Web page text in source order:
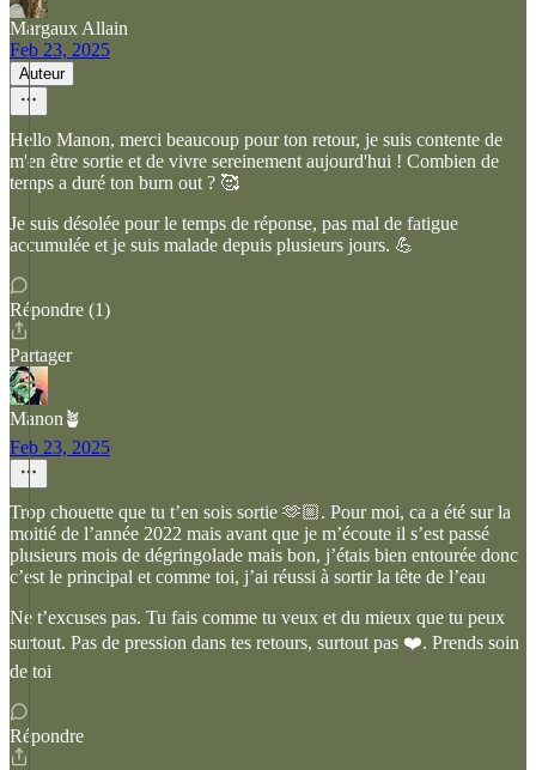
Margaux Allain
Feb 23, 2025
Auteur
Hello Manon, merci beaucoup pour ton retour, je suis contente de
m'en être sortie et de vivre sereinement aujourd'hui ! Combien de
temps a duré ton burn out ? 🥰
Je suis désolée pour le temps de réponse, pas mal de fatigue
accumulée et je suis malade depuis plusieurs jours. 💪
Répondre (1)
Partager
Manon🪴
Feb 23, 2025
Trop chouette que tu t’en sois sortie 🫶🏼. Pour moi, ca a été sur la
moitié de l’année 2022 mais avant que je m’écoute il s’est passé
plusieurs mois de dégringolade mais bon, j’étais bien entourée donc
c’est le principal et comme toi, j’ai réussi à sortir la tête de l’eau
Ne t’excuses pas. Tu fais comme tu veux et du mieux que tu peux
surtout. Pas de pression dans tes retours, surtout pas ❤️. Prends soin
de toi
Répondre